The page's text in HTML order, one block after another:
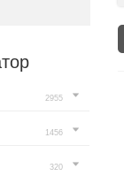
2955
1456
320